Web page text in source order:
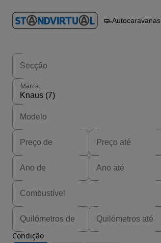
em
Carros Carros
Autocaravanas
Marca
Condição